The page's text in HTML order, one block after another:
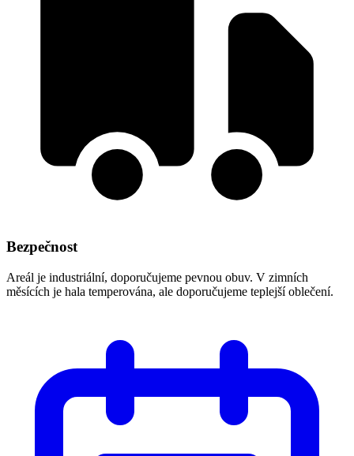
Bezpečnost
Areál je industriální, doporučujeme pevnou obuv. V zimních
měsících je hala temperována, ale doporučujeme teplejší oblečení.